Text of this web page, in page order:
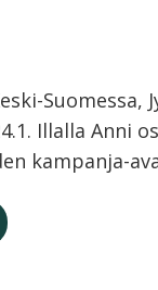
Suomessa,
Illalla Anni
kampanja-